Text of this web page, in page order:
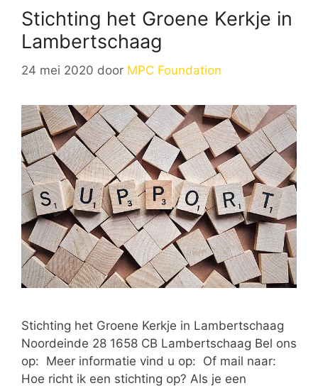
Stichting het Groene Kerkje in
Lambertschaag
24 mei 2020 door MPC Foundation
Stichting het Groene Kerkje in Lambertschaag
Noordeinde 28 1658 CB Lambertschaag Bel ons
op: Meer informatie vind u op: Of mail naar:
Hoe richt ik een stichting op? Als je een